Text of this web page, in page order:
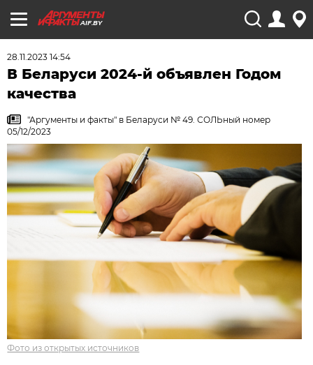
AIF.BY
28.11.2023 14:54
В Беларуси 2024-й объявлен Годом
качества
"Аргументы и факты" в Беларуси № 49. СОЛЬный номер
05/12/2023
Фото из открытых источников